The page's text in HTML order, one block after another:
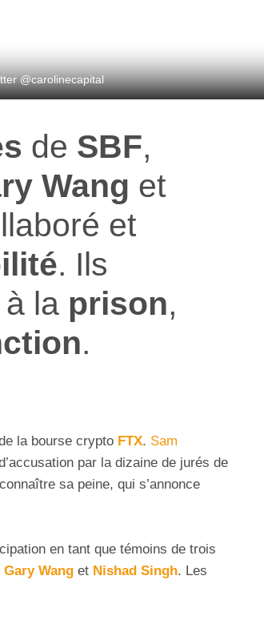
@carolinecapital
de SBF,
Wang et
et
. Ils
à la prison,
.
la bourse crypto FTX. Sam
par la dizaine de jurés de
sa peine, qui s’annonce
en tant que témoins de trois
Gary Wang et Nishad Singh. Les